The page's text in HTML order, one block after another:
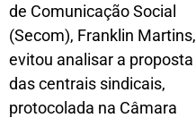
de Comunicação Social
(Secom), Franklin Martins,
evitou analisar a proposta
das centrais sindicais,
protocolada na Câmara